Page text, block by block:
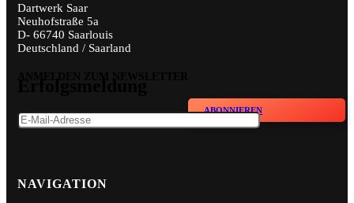
Dartwerk Saar
Neuhofstraße 5a
D- 66740 Saarlouis
Deutschland / Saarland
ABONNIEREN
NAVIGATION